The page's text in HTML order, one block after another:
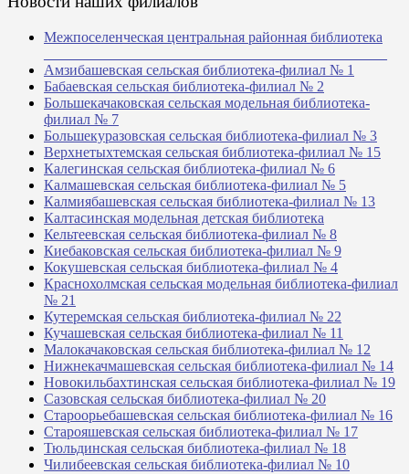
Межпоселенческая центральная районная библиотека
Амзибашевская сельская библиотека-филиал № 1
Бабаевская сельская библиотека-филиал № 2
Большекачаковская сельская модельная библиотека-
филиал № 7
Большекуразовская сельская библиотека-филиал № 3
Верхнетыхтемская сельская библиотека-филиал № 15
Калегинская сельская библиотека-филиал № 6
Калмашевская сельская библиотека-филиал № 5
Калмиябашевская сельская библиотека-филиал № 13
Калтасинская модельная детская библиотека
Кельтеевская сельская библиотека-филиал № 8
Киебаковская сельская библиотека-филиал № 9
Кокушевская сельская библиотека-филиал № 4
Краснохолмская сельская модельная библиотека-филиал
№ 21
Кутеремская сельская библиотека-филиал № 22
Кучашевская сельская библиотека-филиал № 11
Малокачаковская сельская библиотека-филиал № 12
Нижнекачмашевская сельская библиотека-филиал № 14
Новокильбахтинская сельская библиотека-филиал № 19
Сазовская сельская библиотека-филиал № 20
Староорьебашевская сельская библиотека-филиал № 16
Старояшевская сельская библиотека-филиал № 17
Тюльдинская сельская библиотека-филиал № 18
Чилибеевская сельская библиотека-филиал № 10